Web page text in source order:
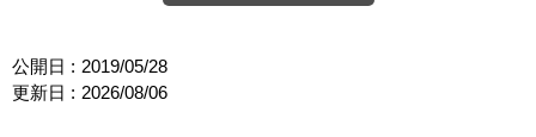
公開日 : 2019/05/28
更新日 : 2026/08/06